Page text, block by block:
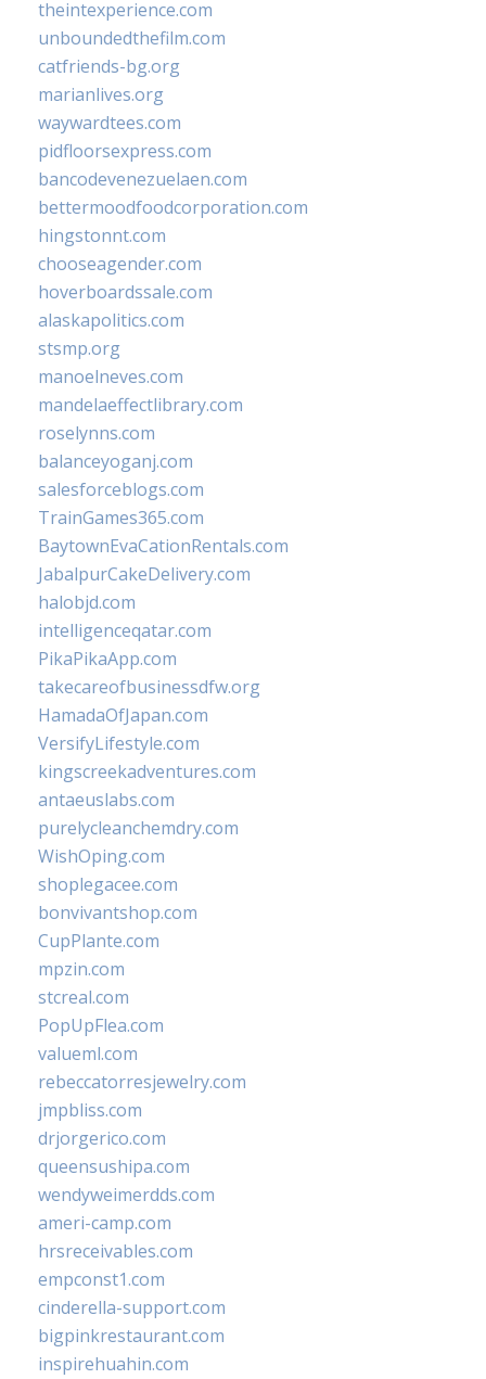
theintexperience.com
unboundedthefilm.com
catfriends-bg.org
marianlives.org
waywardtees.com
pidfloorsexpress.com
bancodevenezuelaen.com
bettermoodfoodcorporation.com
hingstonnt.com
chooseagender.com
hoverboardssale.com
alaskapolitics.com
stsmp.org
manoelneves.com
mandelaeffectlibrary.com
roselynns.com
balanceyoganj.com
salesforceblogs.com
TrainGames365.com
BaytownEvaCationRentals.com
JabalpurCakeDelivery.com
halobjd.com
intelligenceqatar.com
PikaPikaApp.com
takecareofbusinessdfw.org
HamadaOfJapan.com
VersifyLifestyle.com
kingscreekadventures.com
antaeuslabs.com
purelycleanchemdry.com
WishOping.com
shoplegacee.com
bonvivantshop.com
CupPlante.com
mpzin.com
stcreal.com
PopUpFlea.com
valueml.com
rebeccatorresjewelry.com
jmpbliss.com
drjorgerico.com
queensushipa.com
wendyweimerdds.com
ameri-camp.com
hrsreceivables.com
empconst1.com
cinderella-support.com
bigpinkrestaurant.com
inspirehuahin.com